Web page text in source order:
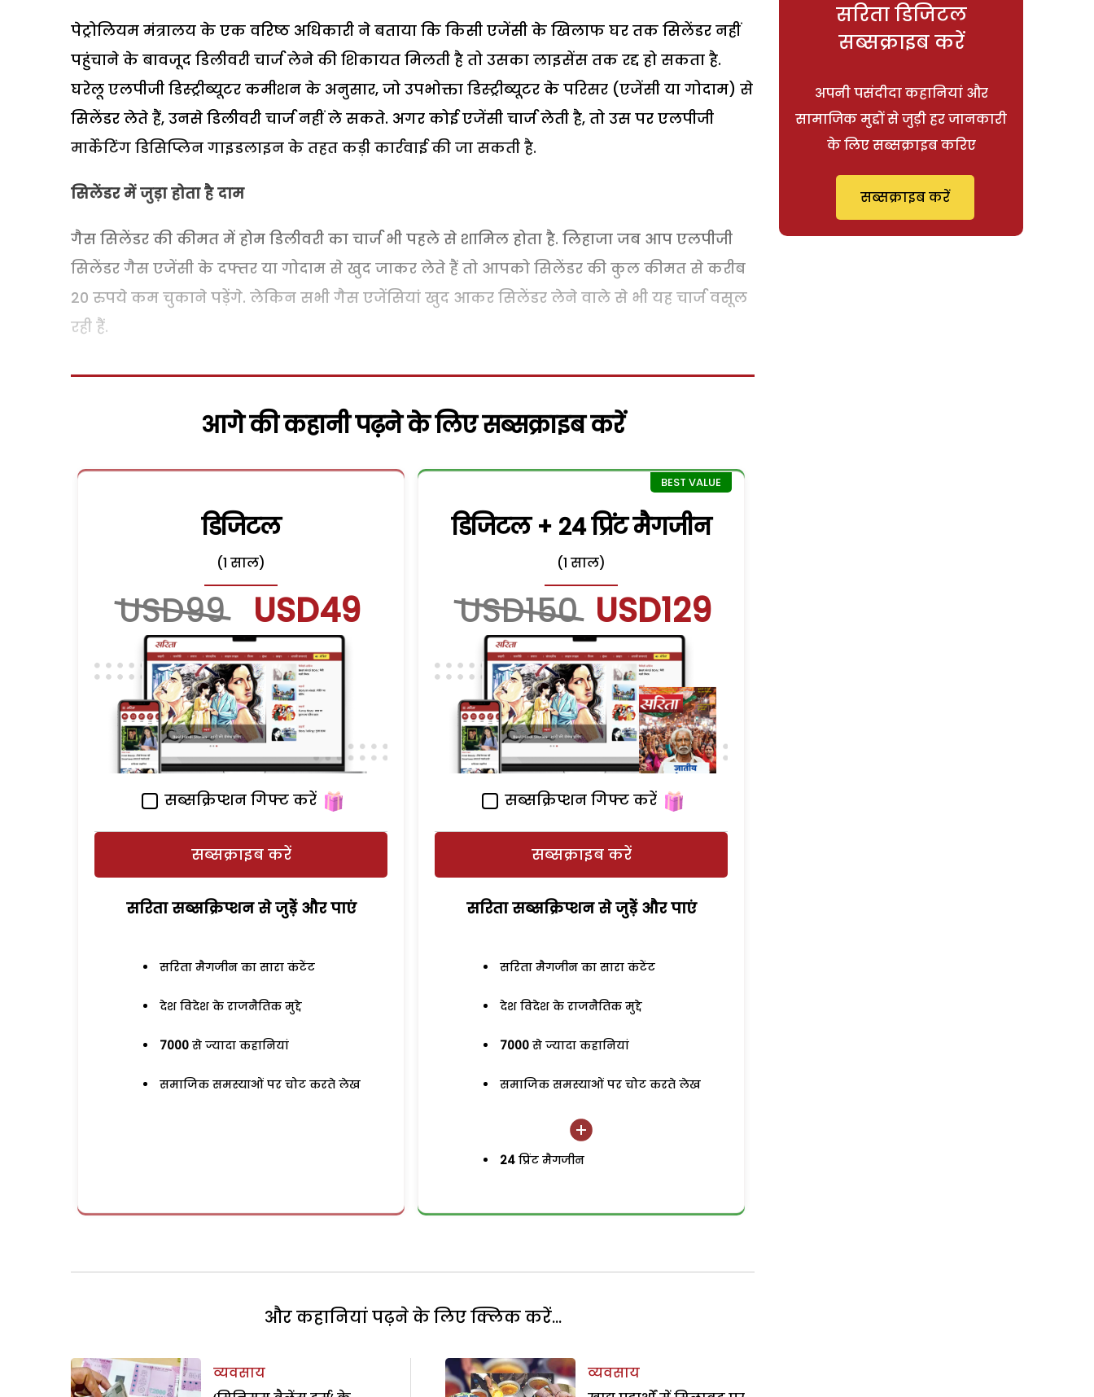
पेट्रोलियम मंत्रालय के एक वरिष्ठ अधिकारी ने बताया कि किसी एजेंसी के खिलाफ घर तक सिलेंडर नहीं
पहुंचाने के बावजूद डिलीवरी चार्ज लेने की शिकायत मिलती है तो उसका लाइसेंस तक रद्द हो सकता है.
घरेलू एलपीजी डिस्ट्रीब्यूटर कमीशन के अनुसार, जो उपभोक्ता डिस्ट्रीब्यूटर के परिसर (एजेंसी या गोदाम) से
सिलेंडर लेते हैं, उनसे डिलीवरी चार्ज नहीं ले सकते. अगर कोई एजेंसी चार्ज लेती है, तो उस पर एलपीजी
मार्केटिंग डिसिप्लिन गाइडलाइन के तहत कड़ी कार्रवाई की जा सकती है.
सिलेंडर में जुड़ा होता है दाम
गैस सिलेंडर की कीमत में होम डिलीवरी का चार्ज भी पहले से शामिल होता है. लिहाजा जब आप एलपीजी
सिलेंडर गैस एजेंसी के दफ्तर या गोदाम से खुद जाकर लेते हैं तो आपको सिलेंडर की कुल कीमत से करीब
20 रुपये कम चुकाने पड़ेंगे. लेकिन सभी गैस एजेंसियां खुद आकर सिलेंडर लेने वाले से भी यह चार्ज वसूल
रही हैं.
आगे की कहानी पढ़ने के लिए सब्सक्राइब करें
डिजिटल
(1 साल)
USD99 USD49
सब्सक्रिप्शन गिफ्ट करें
सब्सक्राइब करें
सरिता सब्सक्रिप्शन से जुड़ेें और पाएं
सरिता मैगजीन का सारा कंटेंट
देश विदेश के राजनैतिक मुद्दे
7000 से ज्यादा कहानियां
समाजिक समस्याओं पर चोट करते लेख
डिजिटल + 24 प्रिंट मैगजीन
(1 साल)
USD150 USD129
सब्सक्रिप्शन गिफ्ट करें
सब्सक्राइब करें
सरिता सब्सक्रिप्शन से जुड़ेें और पाएं
सरिता मैगजीन का सारा कंटेंट
देश विदेश के राजनैतिक मुद्दे
7000 से ज्यादा कहानियां
समाजिक समस्याओं पर चोट करते लेख
24 प्रिंट मैगजीन
और कहानियां पढ़ने के लिए क्लिक करें...
व्यवसाय
व्यवसाय
सरिता डिजिटल
सब्सक्राइब करें
अपनी पसंदीदा कहानियां और
सामाजिक मुद्दों से जुड़ी हर जानकारी
के लिए सब्सक्राइब करिए
सब्सक्राइब करें